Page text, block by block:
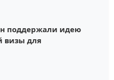
поддержали идею
визы для